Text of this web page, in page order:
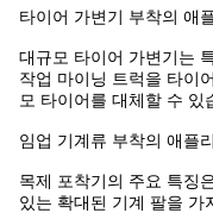
타이어 가변기 부착의 애
대규모 타이어 가변기는
작업 마이닝 트럭을 타이
모 타이어를 대체할 수 있
임업 기계류 부착의 애플
목제 포착기의 주요 특징
있는 확대된 기계 팔을 가